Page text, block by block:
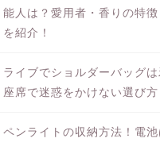
能人は？愛用者・香りの特
を紹介！
ライブでショルダーバッグは
座席で迷惑をかけない選び方
ペンライトの収納方法！電